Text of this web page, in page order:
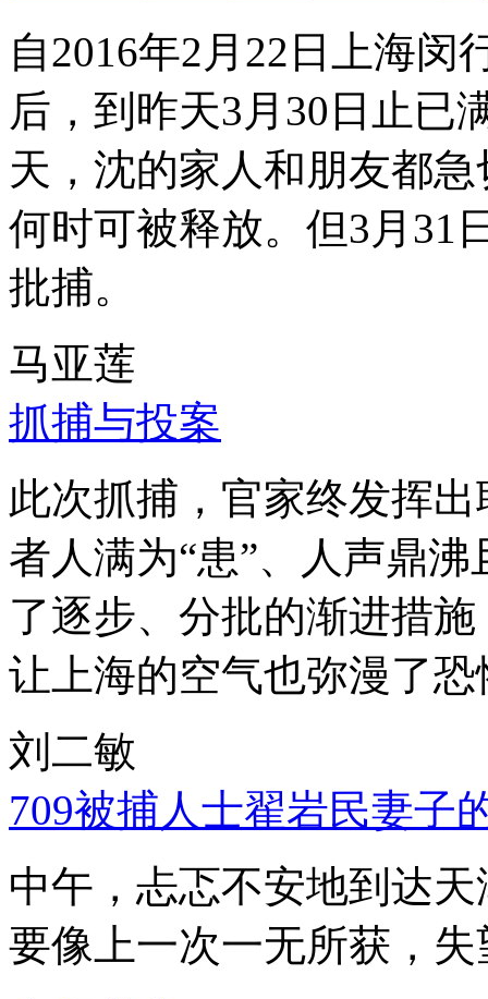
自2016年2月22日上海
后，到昨天3月30日止已
天，沈的家人和朋友都
何时可被释放。但3月31
批捕。
马亚莲
抓捕与投案
此次抓捕，官家终发挥
者人满为“患”、人声鼎
了逐步、分批的渐进措
让上海的空气也弥漫了
刘二敏
709被捕人士翟岩民妻子
中午，忐忑不安地到达
要像上一次一无所获，